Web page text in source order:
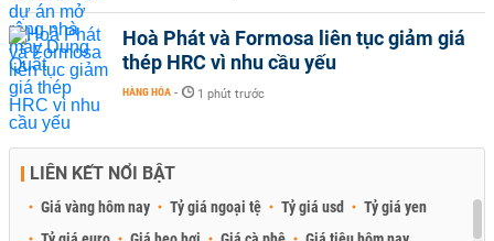
Hoà Phát và Formosa liên tục giảm giá
thép HRC vì nhu cầu yếu
HÀNG HÓA - 1 phút trước
LIÊN KẾT NỔI BẬT
Giá vàng hôm nay Tỷ giá ngoại tệ Tỷ giá usd
Tỷ giá yen